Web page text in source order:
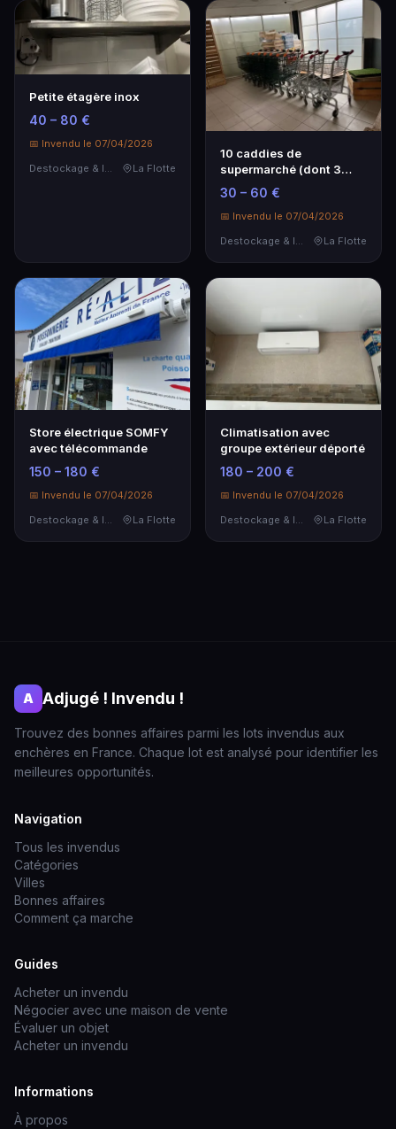
Petite étagère inox
40 – 80 €
📅 Invendu le 07/04/2026
Destockage & Invendus
La Flotte
10 caddies de
supermarché (dont 3
petits)
30 – 60 €
📅 Invendu le 07/04/2026
Destockage & Invendus
La Flotte
Store électrique SOMFY
avec télécommande
150 – 180 €
📅 Invendu le 07/04/2026
La Flotte
Climatisation avec
groupe extérieur déporté
180 – 200 €
📅 Invendu le 07/04/2026
La Flotte
A Adjugé ! Invendu !
Trouvez des bonnes affaires parmi les lots invendus aux
enchères en France. Chaque lot est analysé pour identifier les
meilleures opportunités.
Navigation
Tous les invendus
Catégories
Villes
Bonnes affaires
Comment ça marche
Guides
Acheter un invendu
Négocier avec une maison de vente
Évaluer un objet
Acheter un invendu
Informations
À propos